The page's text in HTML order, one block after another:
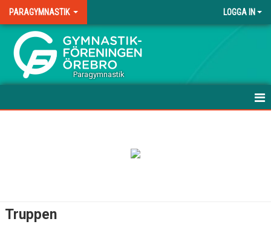
PARAGYMNASTIK LOGGA IN
.
Paragymnastik
Truppen